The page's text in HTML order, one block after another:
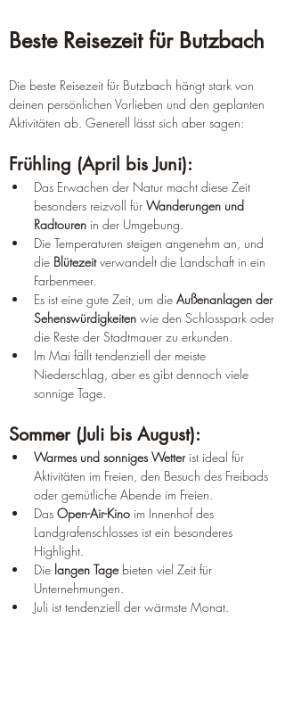
Beste Reisezeit für Butzbach
Die beste Reisezeit für Butzbach hängt stark von
deinen persönlichen Vorlieben und den geplanten
Aktivitäten ab. Generell lässt sich aber sagen:
Frühling (April bis Juni):
Das Erwachen der Natur macht diese Zeit
besonders reizvoll für Wanderungen und
Radtouren in der Umgebung.
Die Temperaturen steigen angenehm an, und
die Blütezeit verwandelt die Landschaft in ein
Farbenmeer.
Es ist eine gute Zeit, um die Außenanlagen der
Sehenswürdigkeiten wie den Schlosspark oder
die Reste der Stadtmauer zu erkunden.
Im Mai fällt tendenziell der meiste
Niederschlag, aber es gibt dennoch viele
sonnige Tage.
Sommer (Juli bis August):
Warmes und sonniges Wetter ist ideal für
Aktivitäten im Freien, den Besuch des Freibads
oder gemütliche Abende im Freien.
Das Open-Air-Kino im Innenhof des
Landgrafenschlosses ist ein besonderes
Highlight.
Die langen Tage bieten viel Zeit für
Unternehmungen.
Juli ist tendenziell der wärmste Monat.